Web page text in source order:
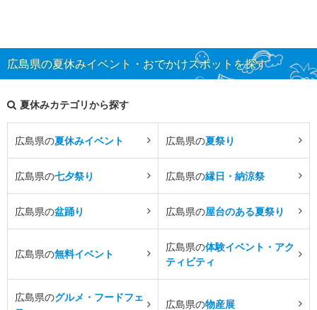
広島県の夏休みイベント・おでかけスポットを探す
夏休みカテゴリから探す
広島県の夏休みイベント 広島県の夏祭り
広島県の七夕祭り 広島県の縁日・納涼祭
広島県の盆踊り 広島県の屋台のある夏祭り
広島県の無料イベント
広島県の体験イベント・アク
ティビティ
広島県のグルメ・フードフェ
広島県の物産展